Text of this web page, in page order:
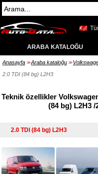
ARABA KATALOĞU
Anasayfa >> Araba kataloğu >>
2.0 TDI (84 bg) L2H3
Teknik özellikler
(84 bg) L2H3 /